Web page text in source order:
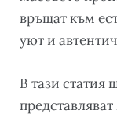
връщат към
уют и
В тази статия